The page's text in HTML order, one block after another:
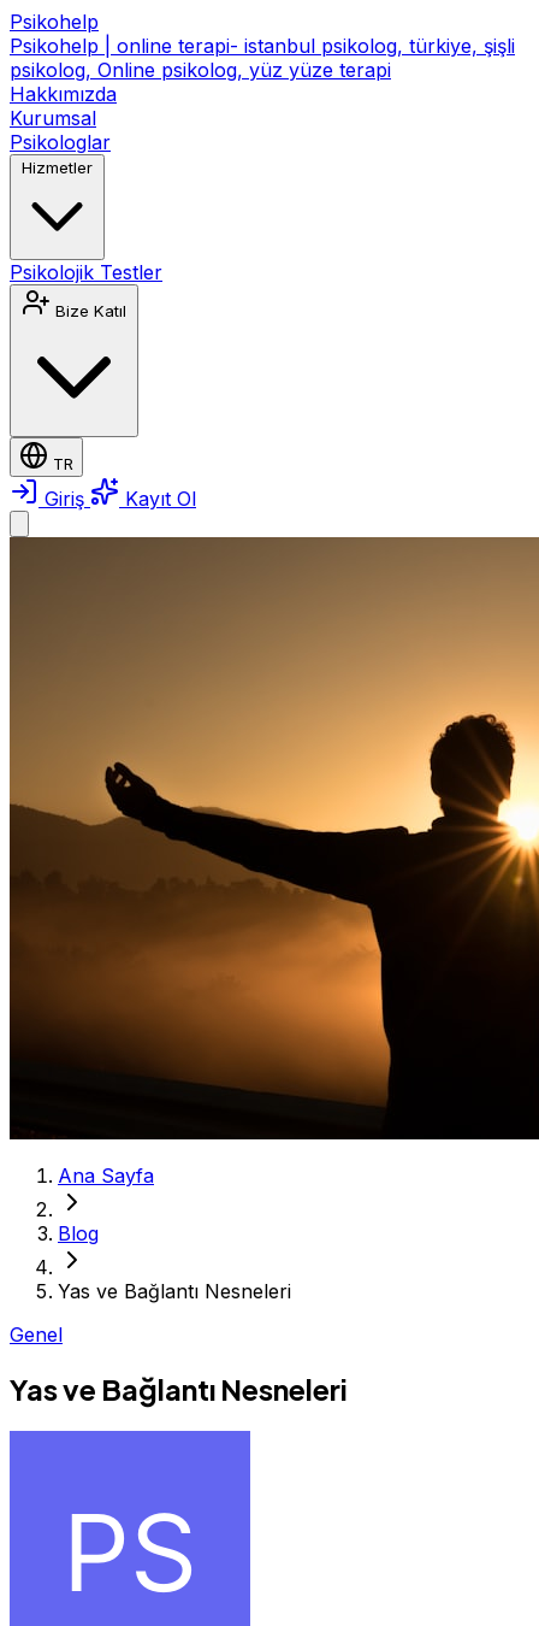
Psikohelp
Psikohelp | online terapi- istanbul psikolog, türkiye, şişli
psikolog, Online psikolog, yüz yüze terapi
Hakkımızda
Kurumsal
Psikologlar
Hizmetler
Psikolojik Testler
Bize Katıl
TR
Giriş Kayıt Ol
Ana Sayfa
Blog
Yas ve Bağlantı Nesneleri
Genel
Yas ve Bağlantı Nesneleri